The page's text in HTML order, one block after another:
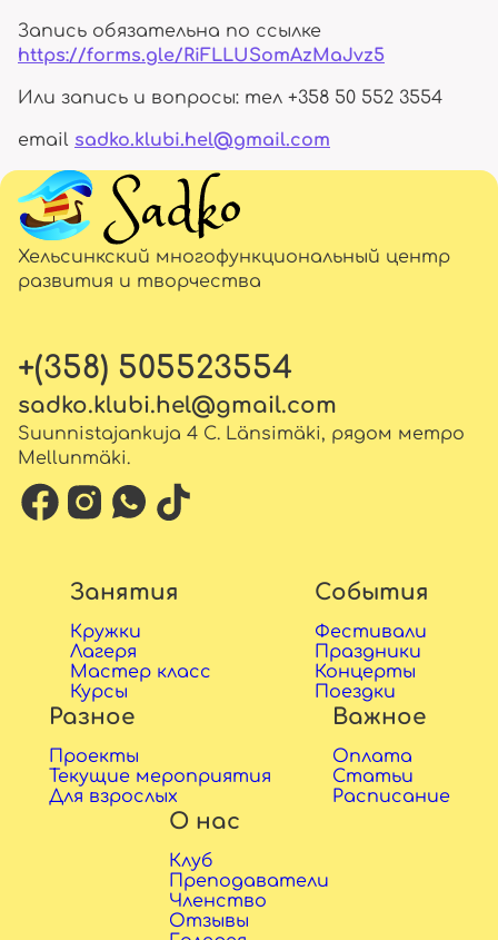
Запись обязательна по ссылке
https://forms.gle/RiFLLUSomAzMaJvz5
Или запись и вопросы: тел +358 50 552 3554
email sadko.klubi.hel@gmail.com
Хельсинкский многофункциональный центр
развития и творчества
+(358) 505523554
sadko.klubi.hel@gmail.com
Suunnistajankuja 4 C. Länsimäki, рядом метро
Mellunmäki.
Занятия
Кружки
Лагеря
Мастер класс
Курсы
События
Фестивали
Праздники
Концерты
Поездки
Разное
Проекты
Текущие мероприятия
Для взрослых
Важное
Оплата
Статьи
Расписание
О нас
Клуб
Преподаватели
Членство
Отзывы